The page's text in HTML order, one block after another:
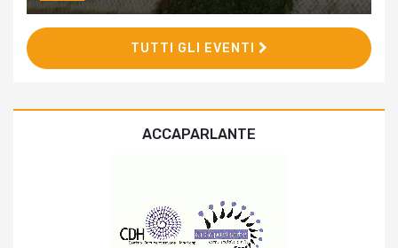
TUTTI GLI EVENTI
ACCAPARLANTE